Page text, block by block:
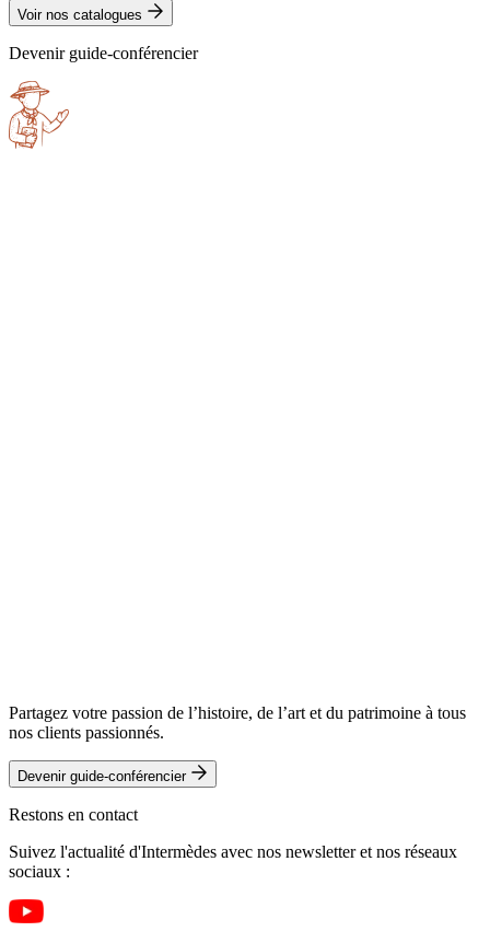
Voir nos catalogues
Devenir guide-conférencier
Partagez votre passion de l’histoire, de l’art et du patrimoine à tous
nos clients passionnés.
Devenir guide-conférencier
Restons en contact
Suivez l'actualité d'Intermèdes avec nos newsletter et nos réseaux
sociaux :